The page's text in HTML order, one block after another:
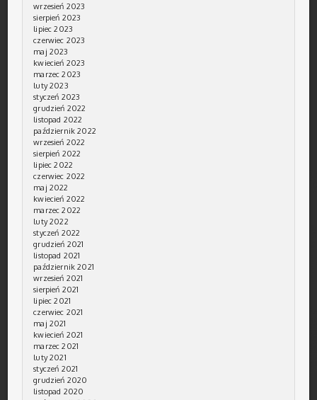
wrzesień 2023
sierpień 2023
lipiec 2023
czerwiec 2023
maj 2023
kwiecień 2023
marzec 2023
luty 2023
styczeń 2023
grudzień 2022
listopad 2022
październik 2022
wrzesień 2022
sierpień 2022
lipiec 2022
czerwiec 2022
maj 2022
kwiecień 2022
marzec 2022
luty 2022
styczeń 2022
grudzień 2021
listopad 2021
październik 2021
wrzesień 2021
sierpień 2021
lipiec 2021
czerwiec 2021
maj 2021
kwiecień 2021
marzec 2021
luty 2021
styczeń 2021
grudzień 2020
listopad 2020